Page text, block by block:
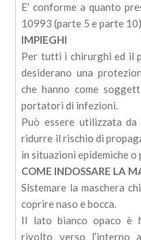
E’ conforme a quanto
10993 (parte 5 e parte
IMPIEGHI
Per tutti i chirurghi ed il
desiderano una
che hanno come
portatori di infezioni.
Può essere utilizzata
ridurre il rischio di
in situazioni epidemiche o
COME INDOSSARE LA
Sistemare la maschera
coprire naso e bocca.
Il lato bianco opaco è
rivolto verso